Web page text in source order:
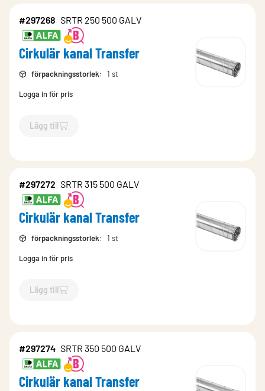
#297268 SRTR 250 500 GALV
Cirkulär kanal Transfer
förpackningsstorlek: 1 st
Logga in för pris
Lägg till
`$Lägg till
#297272 SRTR 315 500 GALV
Cirkulär kanal Transfer
förpackningsstorlek: 1 st
Logga in för pris
Lägg till
`$Lägg till
#297274 SRTR 350 500 GALV
Cirkulär kanal Transfer